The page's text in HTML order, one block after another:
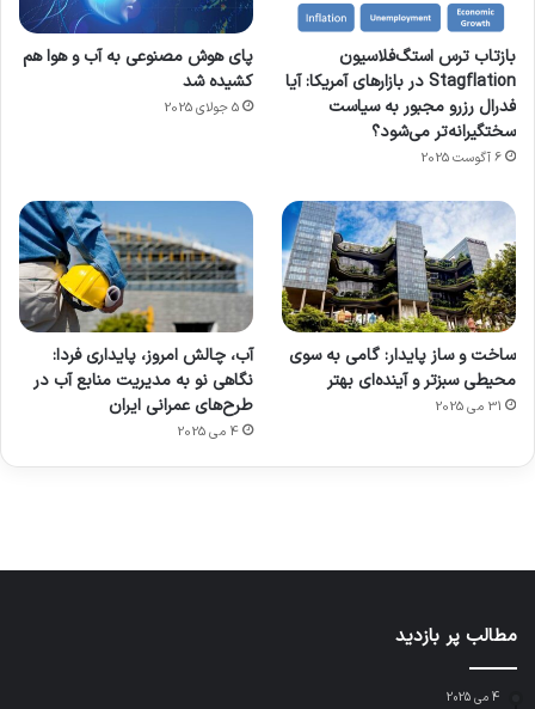
بازتاب ترس استگ‌فلاسیون
Stagflation در بازارهای آمریکا: آیا
فدرال رزرو مجبور به سیاست
سختگیرانه‌تر می‌شود؟
6 آگوست 2025
پای هوش مصنوعی به آب و هوا هم
کشیده شد
5 جولای 2025
ساخت و ساز پایدار: گامی به سوی
محیطی سبزتر و آینده‌ای بهتر
31 می 2025
آب، چالش امروز، پایداری فردا:
نگاهی نو به مدیریت منابع آب در
طرح‌های عمرانی ایران
4 می 2025
آماده
برای
کشف
توسط
ژاکت
ی سفر
مجازی
…
توسط
ورزش با
ساعت
هوشمند
عکاسی
با طعم
توسط
ژاکت
در
هدفون
های
2023
توسط
مطالب پر بازدید
4 می 2025